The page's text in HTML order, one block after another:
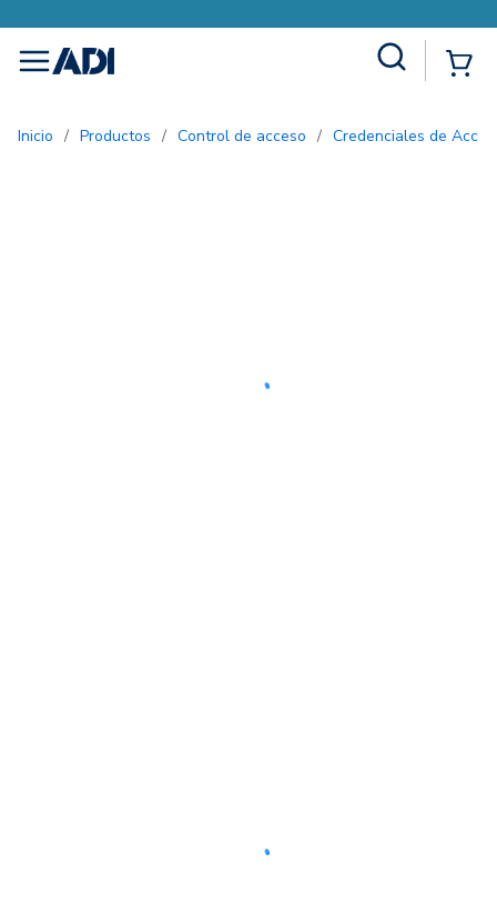
menu
Inicio / Productos / Control de acceso / Credenciales de